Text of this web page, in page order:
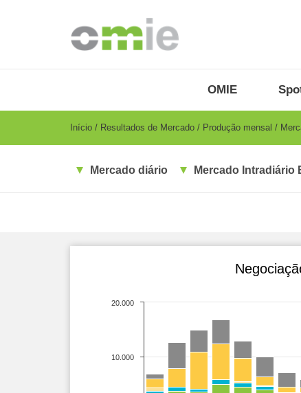
PT
OMIE
Breadcrumb
Início Resultados de Mercado Produção mensal
Mercado diário Mercado Intradiário
10.000
20.000